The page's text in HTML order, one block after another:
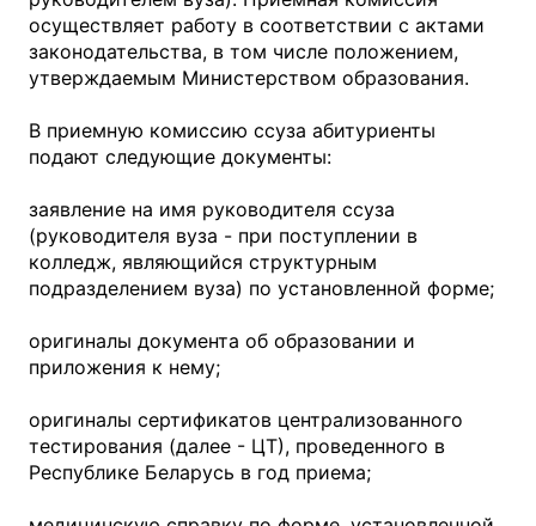
осуществляет работу в соответствии с актами
законодательства, в том числе положением,
утверждаемым Министерством образования.
В приемную комиссию ссуза абитуриенты
подают следующие документы:
заявление на имя руководителя ссуза
(руководителя вуза - при поступлении в
колледж, являющийся структурным
подразделением вуза) по установленной форме;
оригиналы документа об образовании и
приложения к нему;
оригиналы сертификатов централизованного
тестирования (далее - ЦТ), проведенного в
Республике Беларусь в год приема;